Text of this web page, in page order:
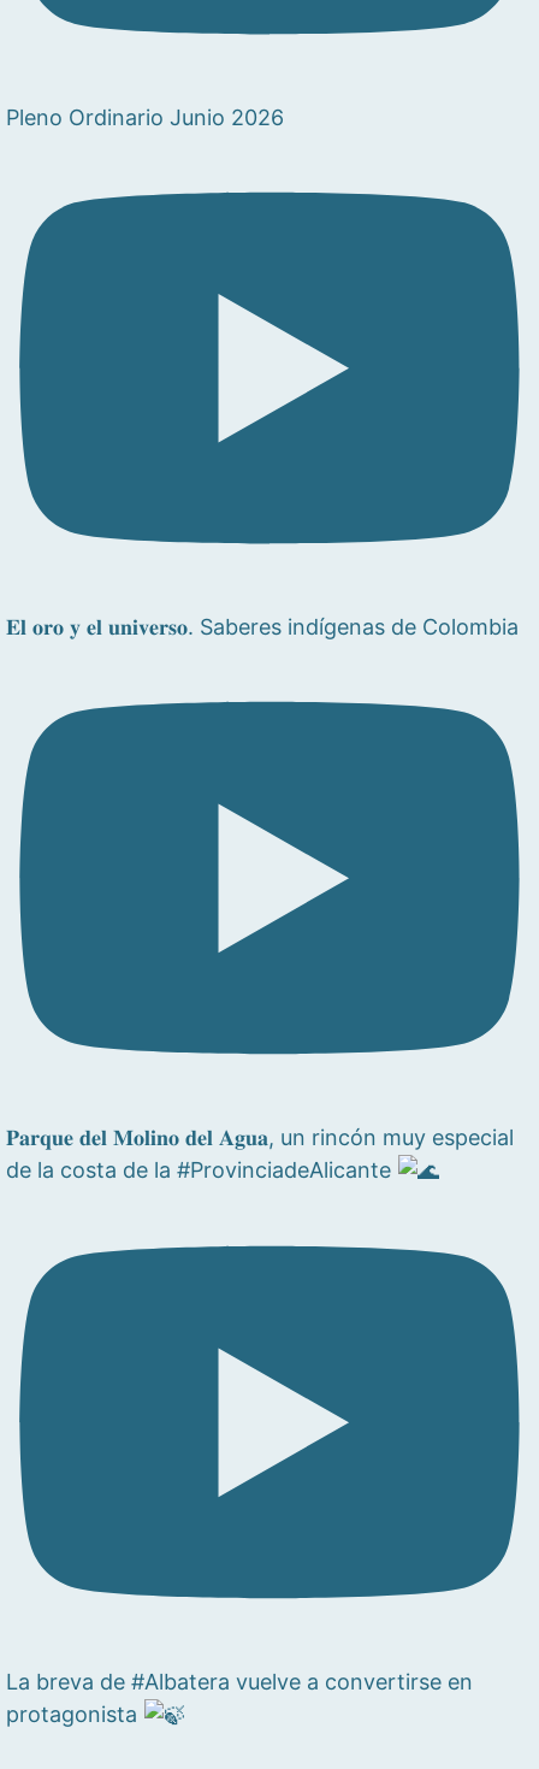
Pleno Ordinario Junio 2026
𝐄𝐥 𝐨𝐫𝐨 𝐲 𝐞𝐥 𝐮𝐧𝐢𝐯𝐞𝐫𝐬𝐨. Saberes indígenas de Colombia
𝐏𝐚𝐫𝐪𝐮𝐞 𝐝𝐞𝐥 𝐌𝐨𝐥𝐢𝐧𝐨 𝐝𝐞𝐥 𝐀𝐠𝐮𝐚, un rincón muy especial
de la costa de la #ProvinciadeAlicante
La breva de #Albatera vuelve a convertirse en
protagonista